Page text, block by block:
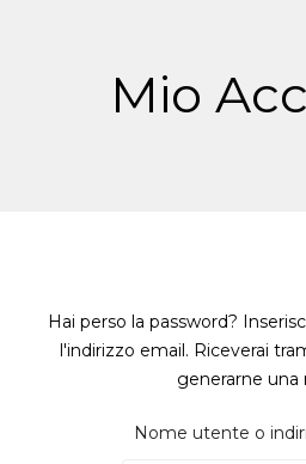
Mio
Hai perso la password?
l'indirizzo email. Riceverai
generarne una
Nome utente o